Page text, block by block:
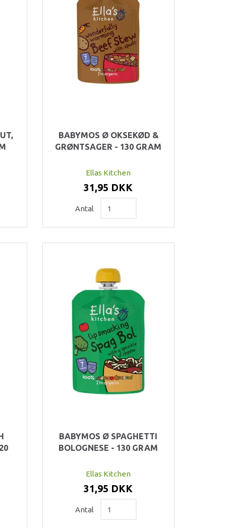
BABYMOS Ø OKSEKØD &
GRØNTSAGER - 130 GRAM
Ellas Kitchen
31,95 DKK
Antal
BABYMOS Ø SPAGHETTI
BOLOGNESE - 130 GRAM
Ellas Kitchen
31,95 DKK
Antal